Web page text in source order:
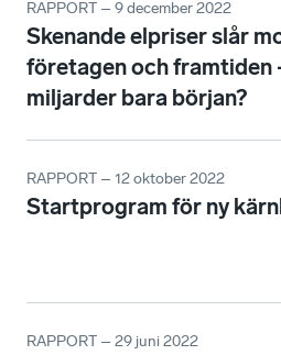
RAPPORT – 9 december 2022
Skenande elpriser slår
företagen och framtiden
miljarder bara början?
RAPPORT – 12 oktober 2022
Startprogram för ny
RAPPORT – 29 juni 2022